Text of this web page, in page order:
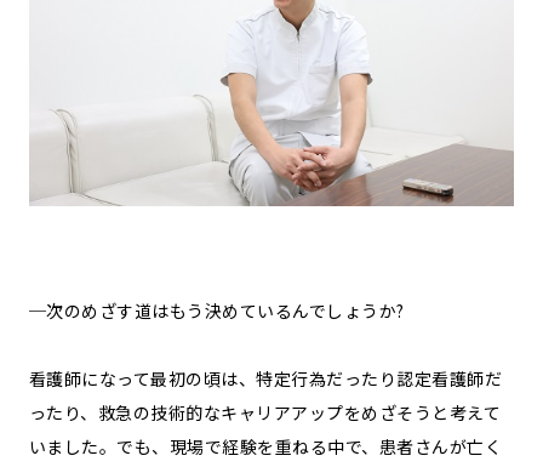
─次のめざす道はもう決めているんでしょうか?
看護師になって最初の頃は、特定行為だったり認定看護師だ
ったり、救急の技術的なキャリアアップをめざそうと考えて
いました。でも、現場で経験を重ねる中で、患者さんが亡く